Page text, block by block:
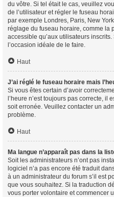
du vôtre. Si tel était le cas, veuillez
de l’utilisateur et régler le fuseau
par exemple Londres, Paris, New
réglage du fuseau horaire, comme la
accessible qu’aux utilisateurs inscrits.
l’occasion idéale de le faire.
Haut
J’ai réglé le fuseau horaire mais
Si vous êtes certain d’avoir
l’heure n’est toujours pas correcte, il
soit erronée. Veuillez contacter un
problème.
Haut
Ma langue n’apparaît pas dans la
Soit les administrateurs n’ont pas
logiciel n’a pas encore été traduit
à un administrateur du forum s’il est
que vous souhaitez. Si la traduction
vous porter volontaire et commencer